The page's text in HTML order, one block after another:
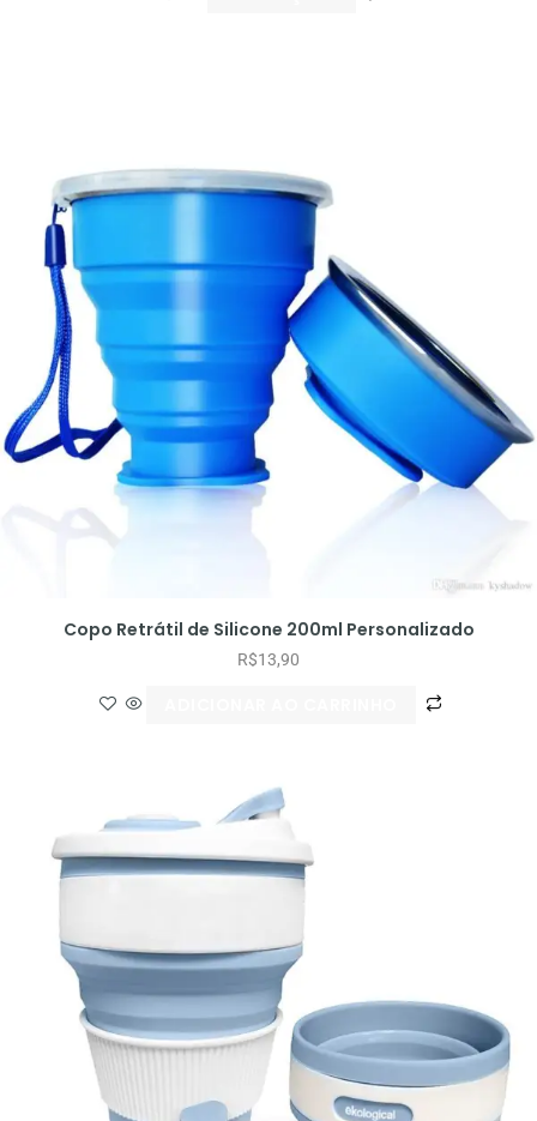
Copo Retrátil de Silicone 200ml Personalizado
R$13,90